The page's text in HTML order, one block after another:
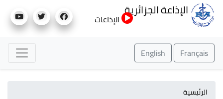
إلى
الإذاعة الجزائرية
الإذاعات
Français
English
الرئيسية